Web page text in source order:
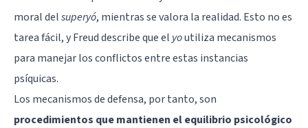
moral delsuperyó, mientras se valora la realidad. Esto no es
tarea fácil, y Freud describe que el youtiliza mecanismos
para manejar los conflictos entre estas instancias
psíquicas.
Los mecanismos de defensa, por tanto, son
procedimientos que mantienen el equilibrio psicológico